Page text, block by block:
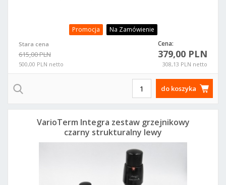
Promocja Na Zamówienie
Stara cena
615,00 PLN
500,00 PLN netto
Cena:
379,00 PLN
308,13 PLN netto
do koszyka
VarioTerm Integra zestaw grzejnikowy
czarny strukturalny lewy